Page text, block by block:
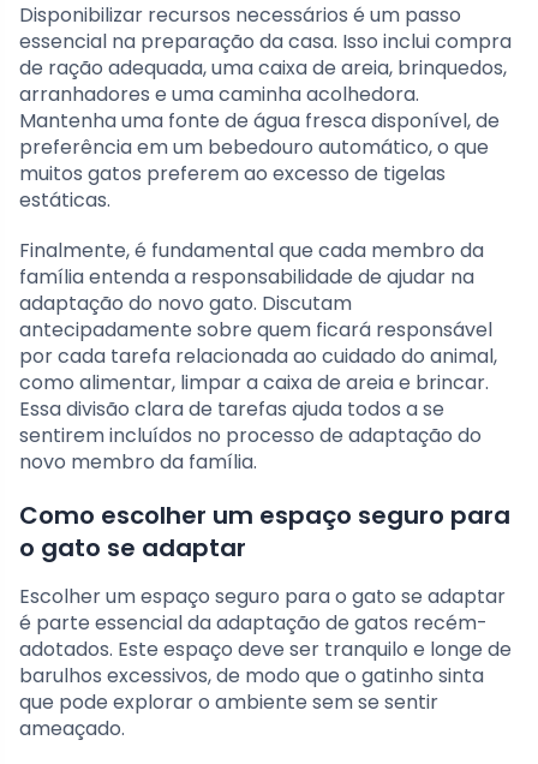
Disponibilizar recursos necessários é um passo
essencial na preparação da casa. Isso inclui compra
de ração adequada, uma caixa de areia, brinquedos,
arranhadores e uma caminha acolhedora.
Mantenha uma fonte de água fresca disponível, de
preferência em um bebedouro automático, o que
muitos gatos preferem ao excesso de tigelas
estáticas.
Finalmente, é fundamental que cada membro da
família entenda a responsabilidade de ajudar na
adaptação do novo gato. Discutam
antecipadamente sobre quem ficará responsável
por cada tarefa relacionada ao cuidado do animal,
como alimentar, limpar a caixa de areia e brincar.
Essa divisão clara de tarefas ajuda todos a se
sentirem incluídos no processo de adaptação do
novo membro da família.
Como escolher um espaço seguro para
o gato se adaptar
Escolher um espaço seguro para o gato se adaptar
é parte essencial da adaptação de gatos recém-
adotados. Este espaço deve ser tranquilo e longe de
barulhos excessivos, de modo que o gatinho sinta
que pode explorar o ambiente sem se sentir
ameaçado.